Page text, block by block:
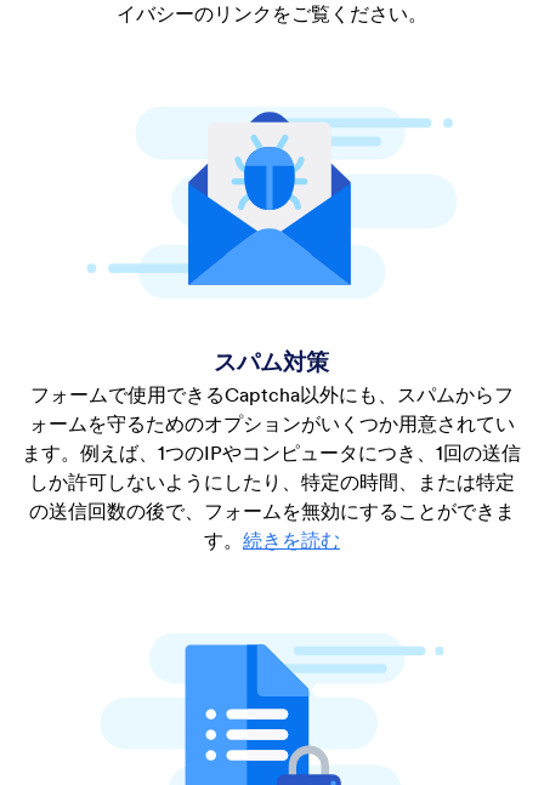
イバシーのリンクをご覧ください。
スパム対策
フォームで使用できるCaptcha以外にも、スパムからフ
ォームを守るためのオプションがいくつか用意されてい
ます。例えば、1つのIPやコンピュータにつき、1回の送信
しか許可しないようにしたり、特定の時間、または特定
の送信回数の後で、フォームを無効にすることができま
す。 続きを読む